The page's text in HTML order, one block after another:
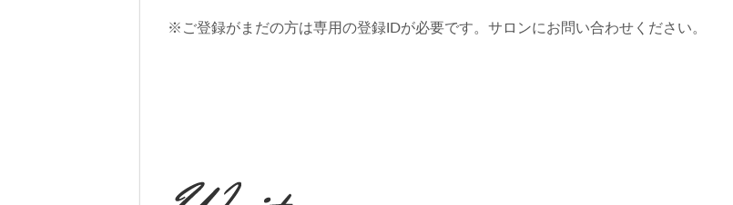
※ご登録がまだの方は専用の登録IDが必要です。サロンにお問い合わせください。